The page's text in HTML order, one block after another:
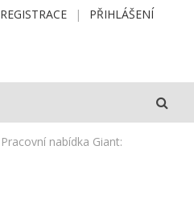
REGISTRACE PŘIHLÁŠENÍ
Pracovní nabídka Giant: